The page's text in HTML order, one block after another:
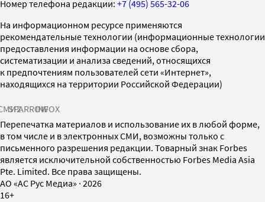
Номер телефона редакции: +7 (495) 565-32-06
На информационном ресурсе применяются
рекомендательные технологии (информационные технологии
предоставления информации на основе сбора,
систематизации и анализа сведений, относящихся
к предпочтениям пользователей сети «Интернет»,
находящихся на территории Российской Федерации)
SPARROWINFOX
Перепечатка материалов и использование их в любой форме,
в том числе и в электронных СМИ, возможны только с
письменного разрешения редакции. Товарный знак Forbes
является исключительной собственностью Forbes Media Asia
Pte. Limited. Все права защищены.
AO «АС Рус Медиа» · 2026
16+